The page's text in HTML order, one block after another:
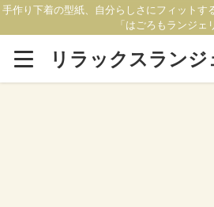
手作り下着の型紙、自分らしさにフィットす
「はごろもランジェ
リラックスランジ